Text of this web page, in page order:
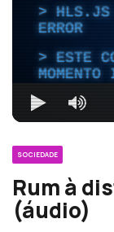
HLS.JS
ERROR
ESTE
SOCIEDADE
Rum à
(áudio)